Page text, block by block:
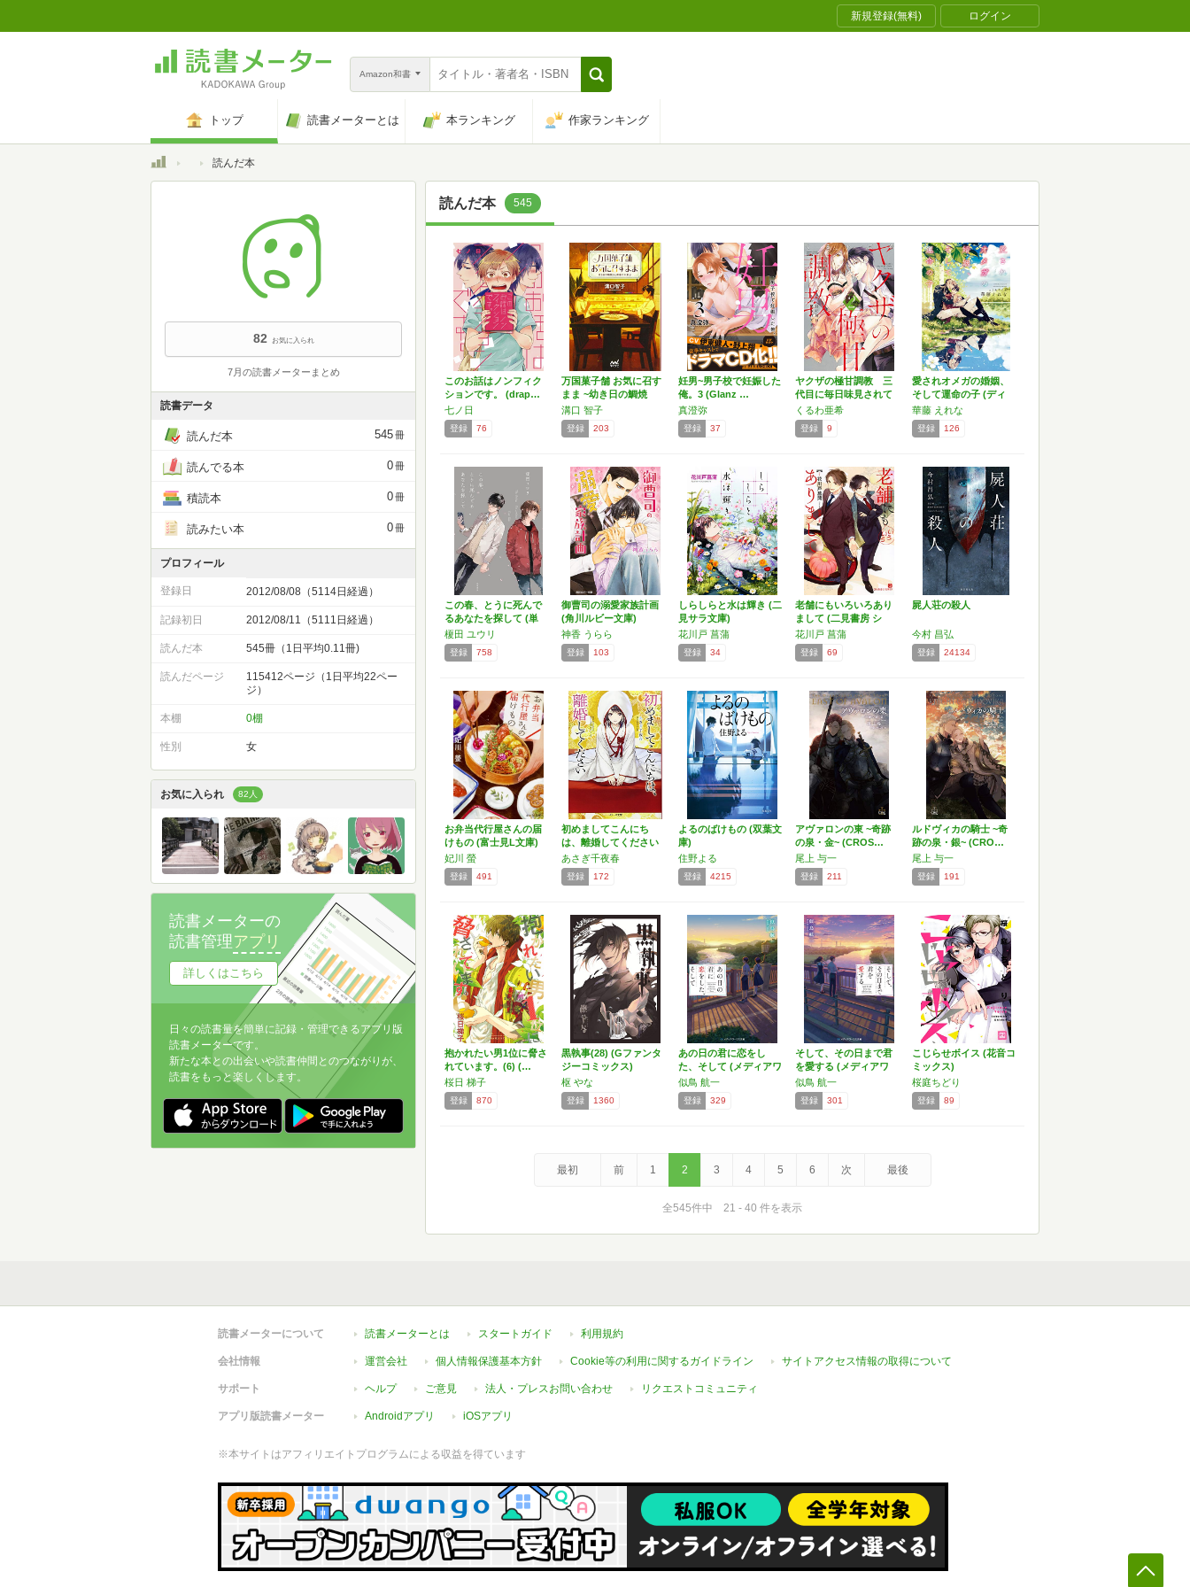
新規登録(無料) ログイン
Amazon和書
トップ 読書メーターとは 本ランキング 作家ランキング
トップ 読んだ本
読んだ本 545
このお話はノンフィク
ションです。 (drap…
七ノ日
登録 76
万国菓子舗 お気に召す
まま ~幼き日の鯛焼
き…
溝口 智子
登録 203
妊男~男子校で妊娠した
俺。3 (Glanz …
真澄弥
登録 37
ヤクザの極甘調教 三
代目に毎日味見されて
ます…
くるわ亜希
登録 9
愛されオメガの婚姻、
そして運命の子 (ディ
ア…
華藤 えれな
登録 126
この春、とうに死んで
るあなたを探して (単
行…
榎田 ユウリ
登録 758
御曹司の溺愛家族計画
(角川ルビー文庫)
神香 うらら
登録 103
しらしらと水は輝き (二
見サラ文庫)
花川戸 菖蒲
登録 34
老舗にもいろいろあり
まして (二見書房 シ
ャ…
花川戸 菖蒲
登録 69
屍人荘の殺人
今村 昌弘
登録 24134
お弁当代行屋さんの届
けもの (富士見L文庫)
妃川 螢
登録 491
初めましてこんにち
は、離婚してください
(ベ…
あさぎ千夜春
登録 172
よるのばけもの (双葉文
庫)
住野よる
登録 4215
アヴァロンの東 ~奇跡
の泉・金~ (CROS…
尾上 与一
登録 211
ルドヴィカの騎士 ~奇
跡の泉・銀~ (CRO…
尾上 与一
登録 191
抱かれたい男1位に脅さ
れています。(6) (…
桜日 梯子
登録 870
黒執事(28) (Gファンタ
ジーコミックス)
枢 やな
登録 1360
あの日の君に恋をし
た、そして (メディアワ
ー…
似鳥 航一
登録 329
そして、その日まで君
を愛する (メディアワ
ー…
似鳥 航一
登録 301
こじらせボイス (花音コ
ミックス)
桜庭ちどり
登録 89
最初 前 1 2 3 4 5 6 次 最後
全545件中 21 - 40 件を表示
82 お気に入られ
7月の読書メーターまとめ
読書データ
読んだ本 545冊
読んでる本 0冊
積読本 0冊
読みたい本 0冊
プロフィール
登録日 2012/08/08（5114日経過）
記録初日 2012/08/11（5111日経過）
読んだ本 545冊（1日平均0.11冊)
読んだページ
115412ページ（1日平均22ペー
ジ）
本棚 0棚
性別 女
お気に入られ 82人
読書メーターの
読書管理アプリ
詳しくはこちら
日々の読書量を簡単に記録・管理できるアプリ版
読書メーターです。
新たな本との出会いや読書仲間とのつながりが、
読書をもっと楽しくします。
読書メーターについて 読書メーターとは スタートガイド 利用規約
会社情報 運営会社 個人情報保護基本方針 Cookie等の利用に関するガイドライン サイトアクセス情報の取得について
サポート ヘルプ ご意見 法人・プレスお問い合わせ リクエストコミュニティ
アプリ版読書メーター Androidアプリ iOSアプリ
※本サイトはアフィリエイトプログラムによる収益を得ています